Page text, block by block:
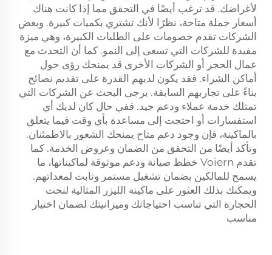
لأغراضك. قد ترغب أيضًا في التحقق مما إذا كانت هناك
أسعار جملة متاحة، نظرًا لأنك تشتري بكميات كبيرة. وبعض
الشركات تقدم خصومات على الطلبات الكبيرة، وهي ميزة
مفيدة للشركات التي تسعى إلى النمو. كما أن التحدث مع
عمال الحجر أو الشركات الأخرى قد يمنحك رؤى حول
أماكن الشراء. فقد يكون لديهم القدرة على تقديم نصائح
بناءً على تجاربهم السابقة. يرجى البحث عن الشركات التي
تمتلك خدمة عملاء ودعم جيد. ففي حال كان لديك أي
استفسارات أو احتجت إلى مساعدة بأي وقت فيما يتعلق
بالماكينة، فإن وجود دعم متاح يمنحك الشعور بالاطمئنان.
وتأكد أيضًا من التحقق من الضمان وعروض الخدمة. كما
تقدم Voiern خطط صيانة ودعم موثوقة لماكيناتها، ما
يسمح للمالكين بضمان تشغيل مستمر وثابت لمعداتهم.
ويمكنك بذلك العثور على ماكينة الليزر المثالية لنحت
الحجارة التي تناسب احتياجاتك وميزانيتك لضمان اختيار
مناسب